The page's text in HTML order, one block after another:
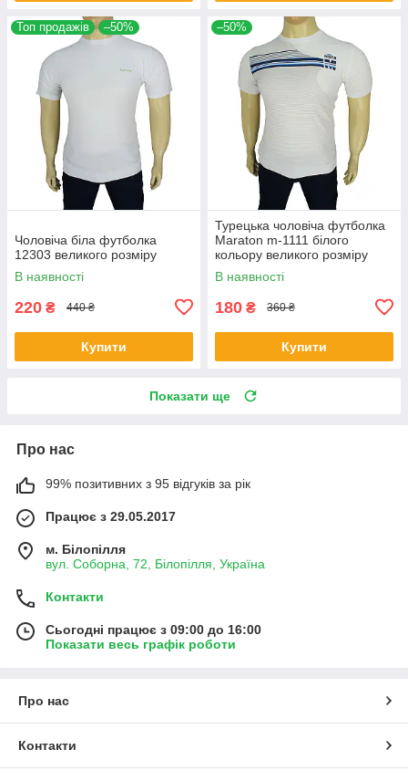
Топ продажів –50%
Чоловіча біла футболка
12303 великого розміру
В наявності
220 ₴ 440 ₴
Купити
–50%
Турецька чоловіча футболка
Maraton m-1111 білого
кольору великого розміру
В наявності
180 ₴ 360 ₴
Купити
Показати ще
Про нас
99% позитивних з 95 відгуків за рік
Працює з 29.05.2017
м. Білопілля
вул. Соборна, 72, Білопілля, Україна
Контакти
Сьогодні працює з 09:00 до 16:00
Показати весь графік роботи
Про нас
Контакти